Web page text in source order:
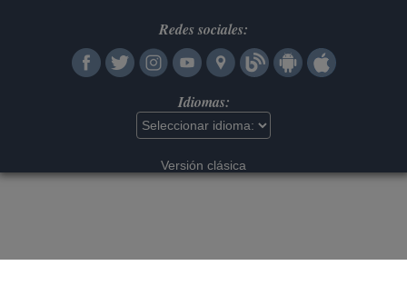
Redes sociales:
Idiomas:
Versión clásica